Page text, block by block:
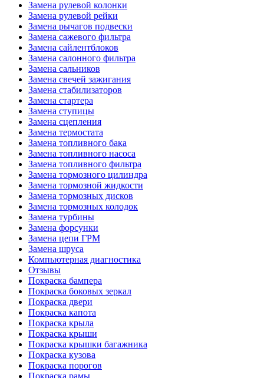
Замена рулевой колонки
Замена рулевой рейки
Замена рычагов подвески
Замена сажевого фильтра
Замена сайлентблоков
Замена салонного фильтра
Замена сальников
Замена свечей зажигания
Замена стабилизаторов
Замена стартера
Замена ступицы
Замена сцепления
Замена термостата
Замена топливного бака
Замена топливного насоса
Замена топливного фильтра
Замена тормозного цилиндра
Замена тормозной жидкости
Замена тормозных дисков
Замена тормозных колодок
Замена турбины
Замена форсунки
Замена цепи ГРМ
Замена шруса
Компьютерная диагностика
Отзывы
Покраска бампера
Покраска боковых зеркал
Покраска двери
Покраска капота
Покраска крыла
Покраска крыши
Покраска крышки багажника
Покраска кузова
Покраска порогов